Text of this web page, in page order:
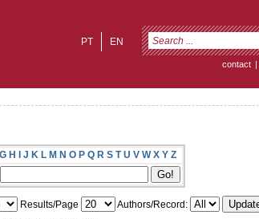
EN
PT
contact |
G H I J K L M N O P Q R S T U V W X Y Z
Results/Page
Authors/Record: